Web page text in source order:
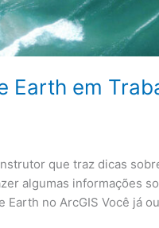
Earth em
que traz dicas
algumas informações
Earth no ArcGIS Você já